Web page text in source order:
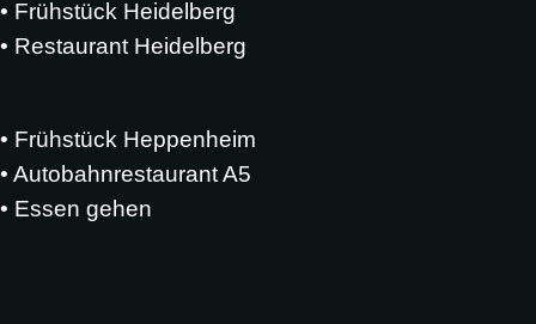
• Frühstück Heidelberg
• Restaurant Heidelberg
• Frühstück Heppenheim
• Autobahnrestaurant A5
• Essen gehen